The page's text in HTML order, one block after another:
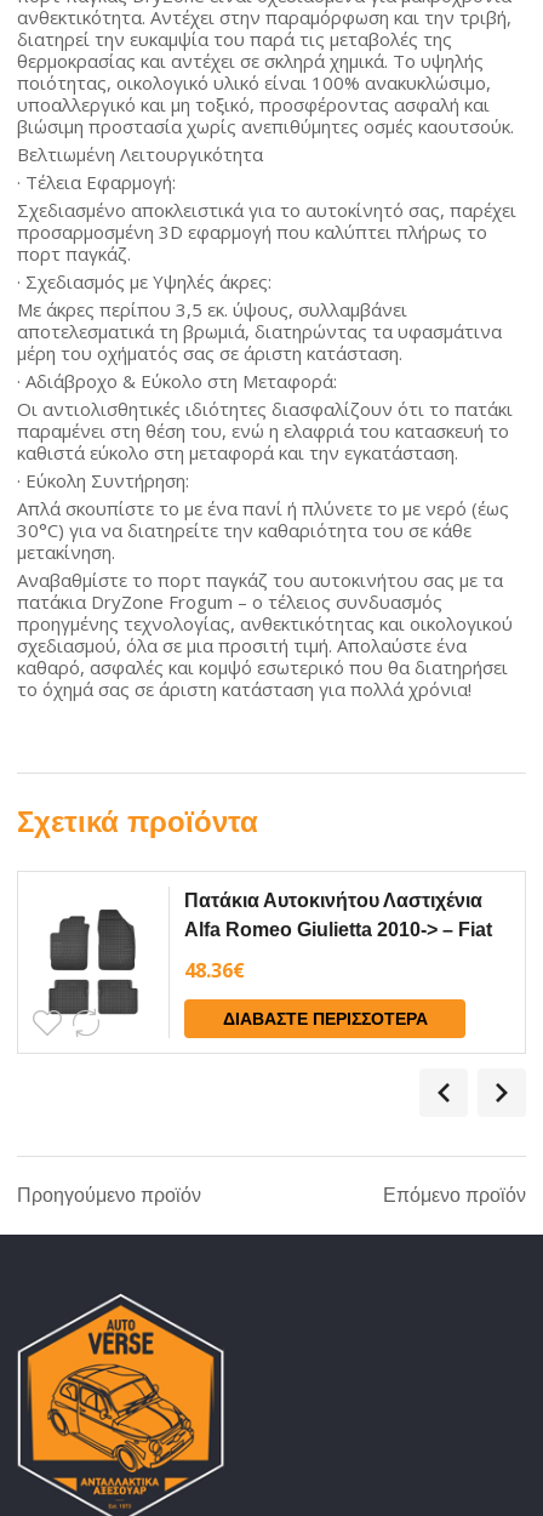
ανθεκτικότητα. Αντέχει στην παραμόρφωση και την τριβή,
διατηρεί την ευκαμψία του παρά τις μεταβολές της
θερμοκρασίας και αντέχει σε σκληρά χημικά. Το υψηλής
ποιότητας, οικολογικό υλικό είναι 100% ανακυκλώσιμο,
υποαλλεργικό και μη τοξικό, προσφέροντας ασφαλή και
βιώσιμη προστασία χωρίς ανεπιθύμητες οσμές καουτσούκ.
Βελτιωμένη Λειτουργικότητα
· Τέλεια Εφαρμογή:
Σχεδιασμένο αποκλειστικά για το αυτοκίνητό σας, παρέχει
προσαρμοσμένη 3D εφαρμογή που καλύπτει πλήρως το
πορτ παγκάζ.
· Σχεδιασμός με Υψηλές άκρες:
Με άκρες περίπου 3,5 εκ. ύψους, συλλαμβάνει
αποτελεσματικά τη βρωμιά, διατηρώντας τα υφασμάτινα
μέρη του οχήματός σας σε άριστη κατάσταση.
· Αδιάβροχο & Εύκολο στη Μεταφορά:
Οι αντιολισθητικές ιδιότητες διασφαλίζουν ότι το πατάκι
παραμένει στη θέση του, ενώ η ελαφριά του κατασκευή το
καθιστά εύκολο στη μεταφορά και την εγκατάσταση.
· Εύκολη Συντήρηση:
Απλά σκουπίστε το με ένα πανί ή πλύνετε το με νερό (έως
30°C) για να διατηρείτε την καθαριότητα του σε κάθε
μετακίνηση.
Αναβαθμίστε το πορτ παγκάζ του αυτοκινήτου σας με τα
πατάκια DryZone Frogum – ο τέλειος συνδυασμός
προηγμένης τεχνολογίας, ανθεκτικότητας και οικολογικού
σχεδιασμού, όλα σε μια προσιτή τιμή. Απολαύστε ένα
καθαρό, ασφαλές και κομψό εσωτερικό που θα διατηρήσει
το όχημά σας σε άριστη κατάσταση για πολλά χρόνια!
Σχετικά προϊόντα
Πατάκια Αυτοκινήτου Λαστιχένια
Alfa Romeo Giulietta 2010-> – Fiat
Stilo 2002-2008 – Bravo 2007...
48.36€
ΔΙΑΒΆΣΤΕ ΠΕΡΙΣΣΌΤΕΡΑ
Προηγούμενο προϊόν Επόμενο προϊόν